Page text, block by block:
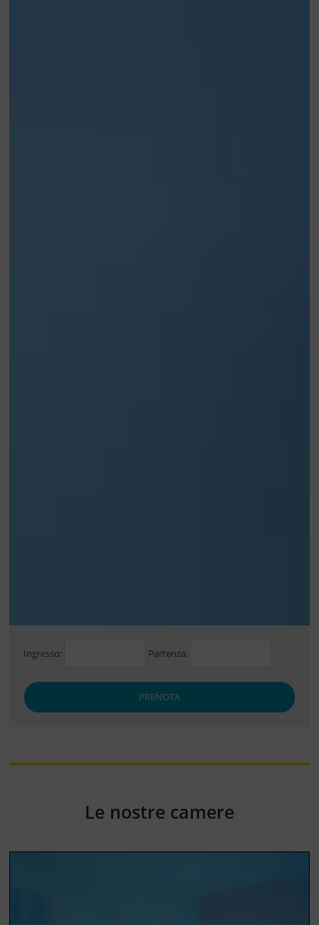
Ingresso: Partenza:
PRENOTA
Le nostre camere